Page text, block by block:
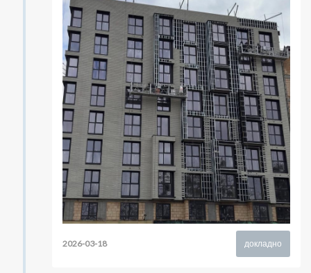
докладно
2026-03-18